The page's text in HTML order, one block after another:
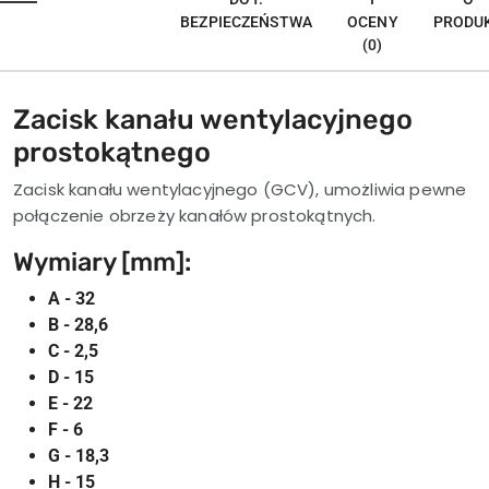
BEZPIECZEŃSTWA
OCENY
(0)
Zacisk kanału wentylacyjnego
prostokątnego
Zacisk kanału wentylacyjnego (GCV), umożliwia pewne
połączenie obrzeży kanałów prostokątnych.
Wymiary [mm]:
A - 32
B - 28,6
C - 2,5
D - 15
E - 22
F - 6
G - 18,3
H - 15